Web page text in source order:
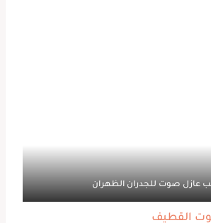
عازل صوت للجدران الظهران